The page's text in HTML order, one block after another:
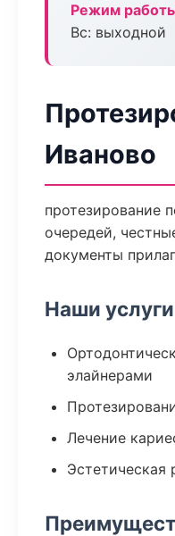
Режим
Вс: выходной
Иваново
протезирование
очередей,
документы
Наши услуги
элайнерами
Лечение
Эстетическая